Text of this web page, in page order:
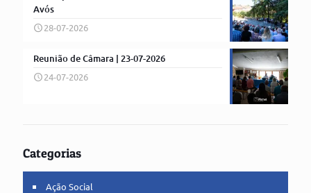
Avós
28-07-2026
Reunião de Câmara | 23-07-2026
24-07-2026
Categorias
Ação Social